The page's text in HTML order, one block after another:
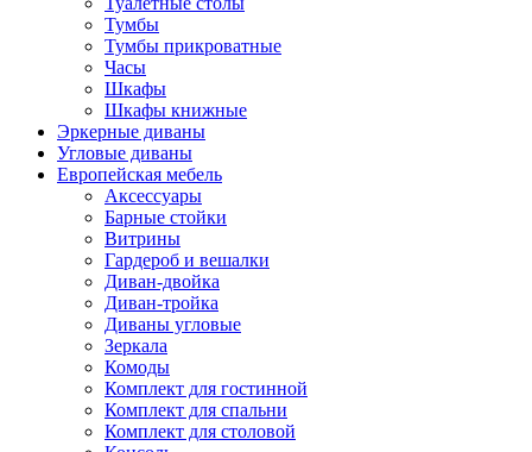
Тумбы
Тумбы прикроватные
Часы
Шкафы
Шкафы книжные
Эркерные диваны
Угловые диваны
Европейская мебель
Аксессуары
Барные стойки
Витрины
Гардероб и вешалки
Диван-двойка
Диван-тройка
Диваны угловые
Зеркала
Комоды
Комплект для гостинной
Комплект для спальни
Комплект для столовой